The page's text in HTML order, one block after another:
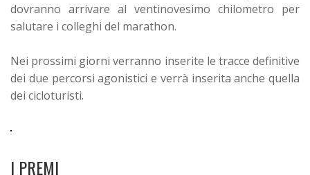
dovranno arrivare al ventinovesimo chilometro per
salutare i colleghi del marathon.
Nei prossimi giorni verranno inserite le tracce definitive
dei due percorsi agonistici e verrà inserita anche quella
dei cicloturisti.
I PREMI